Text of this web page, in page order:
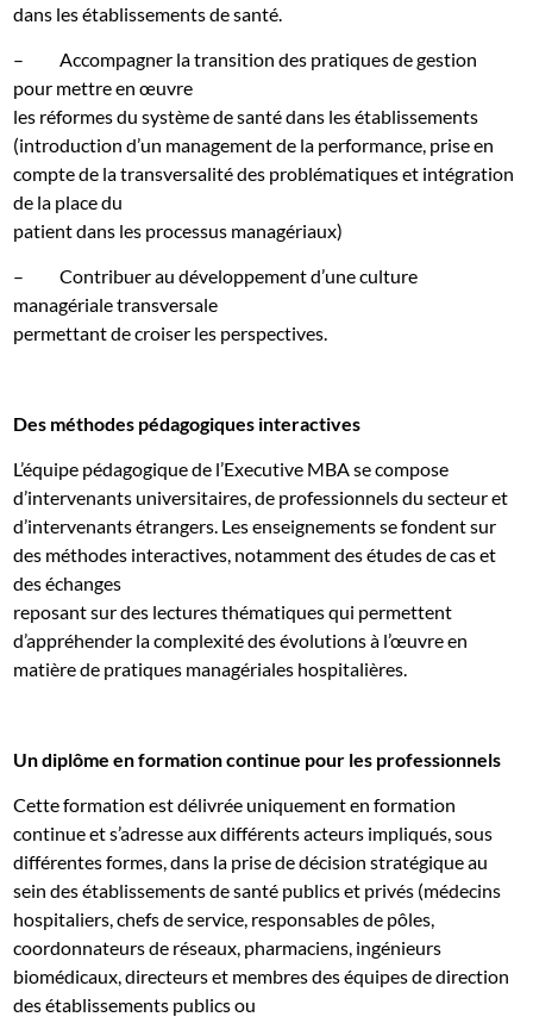
dans les établissements de santé.
–
Accompagner la transition des pratiques de gestion
pour mettre en œuvre
les réformes du système de santé dans les établissements
(introduction d’un management de la performance, prise en
compte de la transversalité des problématiques et intégration
de la place du
patient dans les processus managériaux)
–
Contribuer au développement d’une culture
managériale transversale
permettant de croiser les perspectives.
Des méthodes pédagogiques interactives
L’équipe pédagogique de l’Executive MBA se compose
d’intervenants universitaires, de professionnels du secteur et
d’intervenants étrangers. Les enseignements se fondent sur
des méthodes interactives, notamment des études de cas et
des échanges
reposant sur des lectures thématiques qui permettent
d’appréhender la complexité des évolutions à l’œuvre en
matière de pratiques managériales hospitalières.
Un diplôme en formation continue pour les professionnels
Cette formation est délivrée uniquement en formation
continue et s’adresse aux différents acteurs impliqués, sous
différentes formes, dans la prise de décision stratégique au
sein des établissements de santé publics et privés (médecins
hospitaliers, chefs de service, responsables de pôles,
coordonnateurs de réseaux, pharmaciens, ingénieurs
biomédicaux, directeurs et membres des équipes de direction
des établissements publics ou